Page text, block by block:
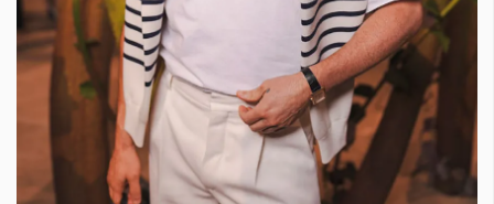
Ако нашият сайт ви харесва, можете да се абонирате за
седмичния ни нюзлетър тук:
© 2026, HighViewArt | Всички права запазени